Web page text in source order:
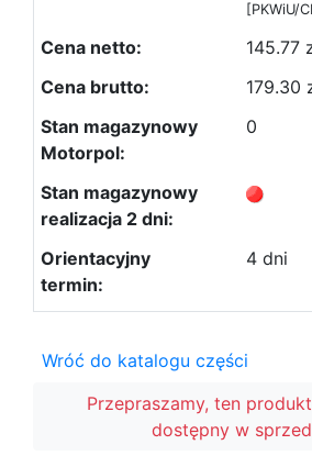
[PKWiU/
145.77
179.30
0
4 dni
Wróć do katalogu części
Przepraszamy, ten
dostępny w